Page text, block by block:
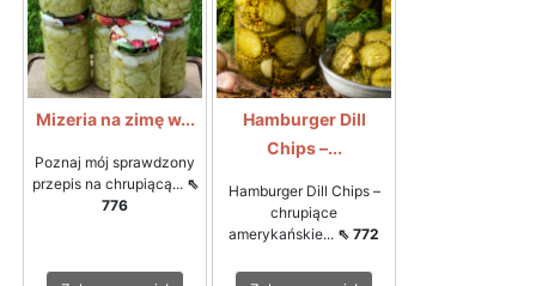
Mizeria na zimę w...
Poznaj mój sprawdzony
przepis na chrupiącą... ⇖
776
Hamburger Dill
Chips –...
Hamburger Dill Chips –
chrupiące
amerykańskie... ⇖ 772